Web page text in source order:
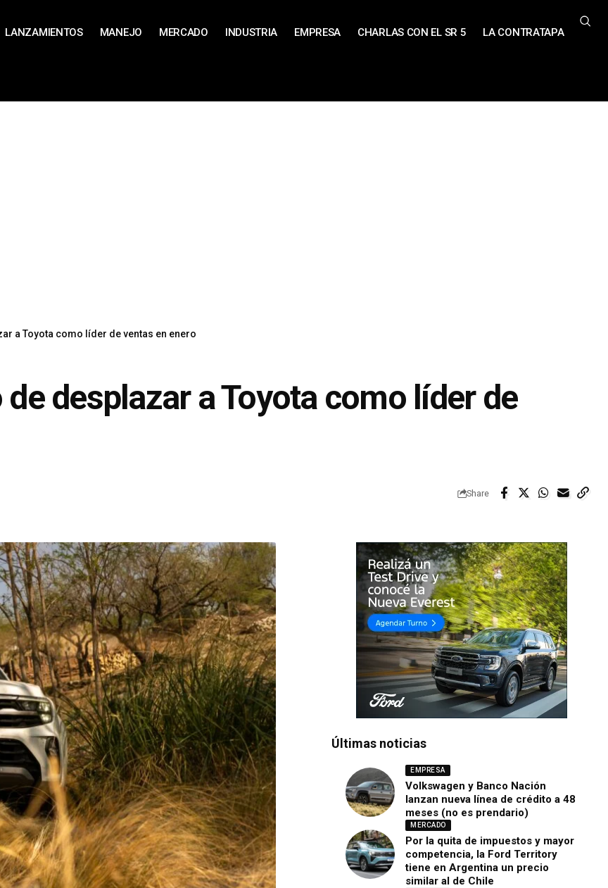
LANZAMIENTOS MANEJO MERCADO INDUSTRIA EMPRESA CHARLAS CON EL SR 5 LA CONTRATAPA
a Toyota como líder de ventas en enero
desplazar a Toyota como líder de
Share
Últimas noticias
EMPRESA
Volkswagen y Banco Nación
lanzan nueva línea de crédito a 48
meses (no es prendario)
MERCADO
Por la quita de impuestos y mayor
competencia, la Ford Territory
tiene en Argentina un precio
similar al de Chile